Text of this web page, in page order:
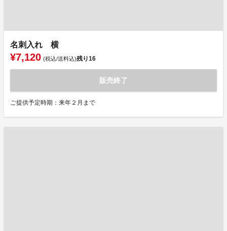
名刺入れ 横
¥7,120 (税込/送料込)残り16
販売終了
ご提供予定時期：来年２月まで